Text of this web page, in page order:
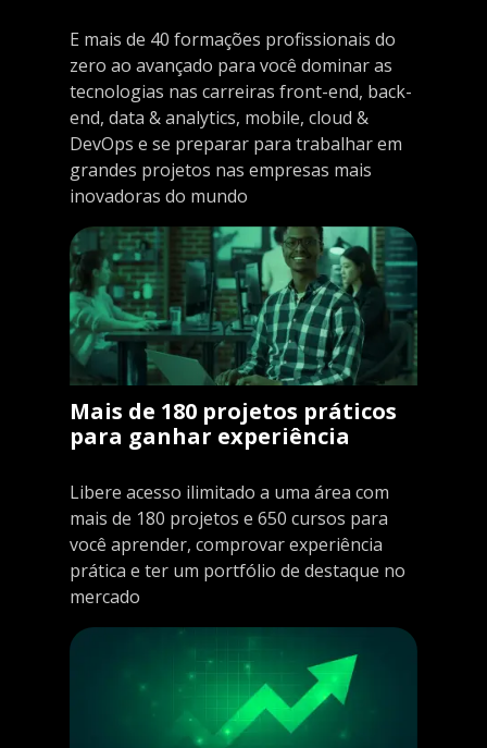
E mais de 40 formações profissionais do
zero ao avançado para você dominar as
tecnologias nas carreiras front-end, back-
end, data & analytics, mobile, cloud &
DevOps e se preparar para trabalhar em
grandes projetos nas empresas mais
inovadoras do mundo
Mais de 180 projetos práticos
para ganhar experiência
Libere acesso ilimitado a uma área com
mais de 180 projetos e 650 cursos para
você aprender, comprovar experiência
prática e ter um portfólio de destaque no
mercado